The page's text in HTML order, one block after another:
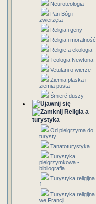
Neuroteologia
Pan Bóg i
zwierzęta
Religia i geny
Religia i moralność
Religie a ekologia
Teologia Newtona
Vetulani o wierze
Ziemia płaska i
ziemia pusta
Śmierć duszy
Religia a
turystyka
Od pielgrzyma do
turysty
Tanatoturystyka
Turystyka
pielgrzymkowa -
bibliografia
Turystyka religijna
1
Turystyka religijna
we Francji